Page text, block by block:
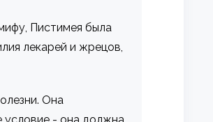
Пистимея была
лекарей и жрецов,
Она